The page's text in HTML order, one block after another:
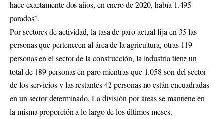
hace exactamente dos años, en enero de 2020, había 1.495
parados”.
Por sectores de actividad, la tasa de paro actual fija en 35 las
personas que pertenecen al área de la agricultura, otras 119
personas en el sector de la construcción, la industria tiene un
total de 189 personas en paro mientras que 1.058 son del sector
de los servicios y las restantes 42 personas no están encuadradas
en un sector determinado. La división por áreas se mantiene en
la misma proporción a lo largo de los últimos meses.